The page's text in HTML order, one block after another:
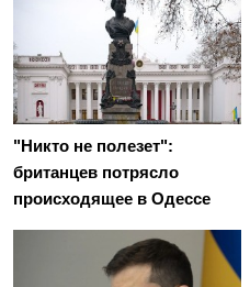
"Никто не полезет":
британцев потрясло
происходящее в Одессе